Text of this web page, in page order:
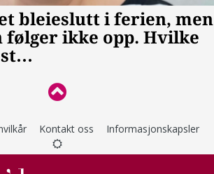
Kontakt oss Informasjonskapsler